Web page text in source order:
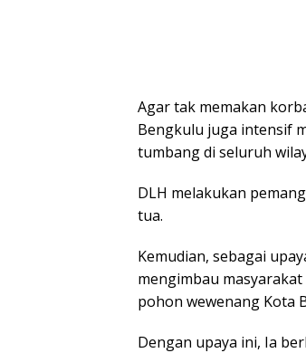
Agartak memakan
Bengkulu juga intensif
tumbang di seluruh
DLH melakukan
tua.
Kemudian, sebagai
mengimbau
pohon wewenang Kota
Dengan upaya ini, Ia